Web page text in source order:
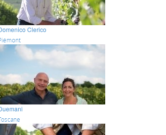
Clerico